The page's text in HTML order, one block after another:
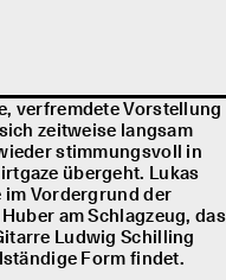
verfremdete Vorstellung
zeitweise langsam
stimmungsvoll in
übergeht. Lukas
im Vordergrund der
am Schlagzeug, das
Ludwig Schilling
Form findet.